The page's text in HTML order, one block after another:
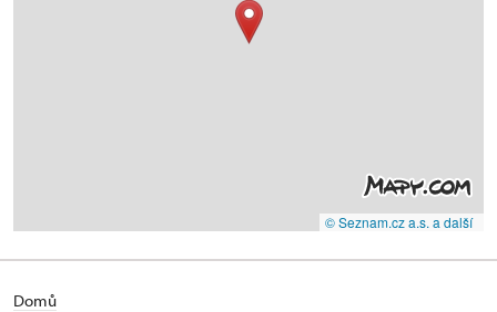
© Seznam.cz a.s. a další
Domů